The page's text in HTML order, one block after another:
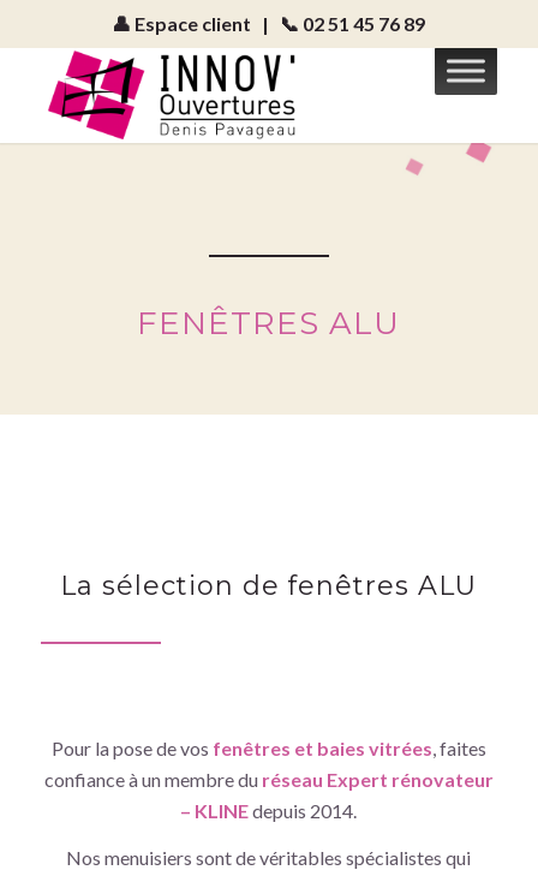
👤 Espace client | 📞 02 51 45 76 89
FENÊTRES ALU
La sélection de fenêtres ALU
Pour la pose de vos fenêtres et baies vitrées , faites
confiance à un membre du réseau Expert rénovateur
– KLINEdepuis 2014.
Nos menuisiers sont de véritables spécialistes qui